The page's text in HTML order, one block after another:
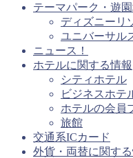
テーマパーク・遊
ディズニーリ
ユニバーサル
ニュース！
ホテルに関する情報
シティホテル
ビジネスホテ
ホテルの会員
旅館
交通系ICカード
外貨・両替に関す